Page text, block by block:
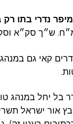
נדרי בתו רק
ש״ך סק״א
קאי גם
בל יחל במנהג
אור ישראל